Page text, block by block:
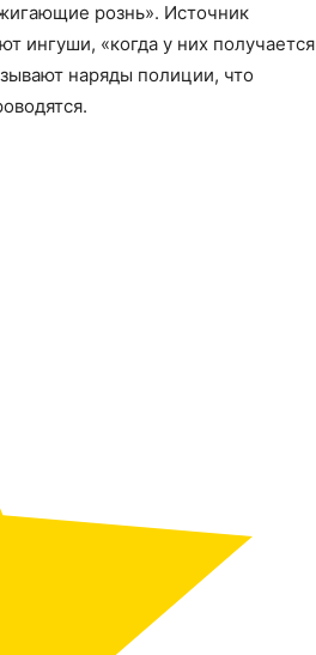
рознь». Источник
ингуши, «когда у них получается
наряды полиции, что